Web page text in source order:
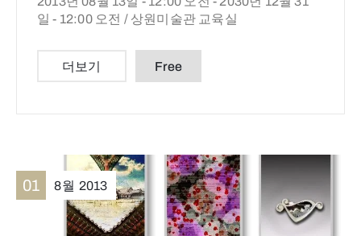
일 - 12:00 오전 / 상원미술관 교육실
더보기 Free
01 8월 2013